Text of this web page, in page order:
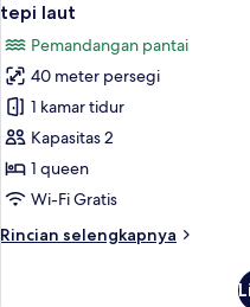
foto
untuk
Apartemen
Premium,
1
kamar
tidur,
pantai,
tepi laut
Pemandangan pantai
40 meter persegi
1 kamar tidur
Kapasitas 2
1 queen
Wi-Fi Gratis
Rincian selengkapnya
Rincian